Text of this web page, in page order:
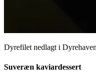
Dyrefilet nedlagt i
Suveræn kaviardessert